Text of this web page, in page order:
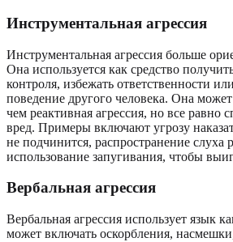
Инструментальная агрессия
Инструментальная агрессия больше
Она используется как средство
контроля, избежать ответственности
поведение другого человека. Она
чем реактивная агрессия, но все равно
вред. Примеры включают угрозу
не подчинится, распространение слуха
использование запугивания, чтобы
Вербальная агрессия
Вербальная агрессия использует язык
может включать оскорбления,